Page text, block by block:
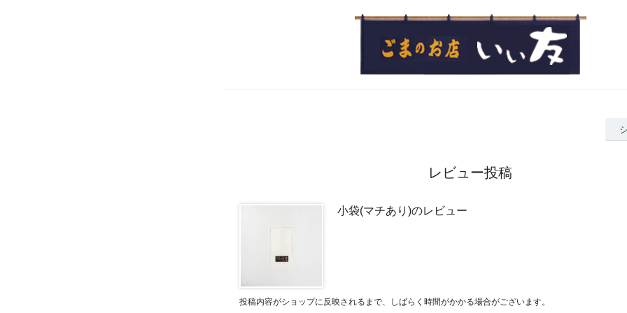
レビュー投稿
小袋(マチあり)のレビュー
投稿内容がショップに反映されるまで、しばらく時間がかかる場合がございます。